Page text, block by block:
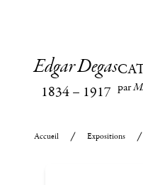
Edgar Degas
1834– 1917 par
Accueil Expositions